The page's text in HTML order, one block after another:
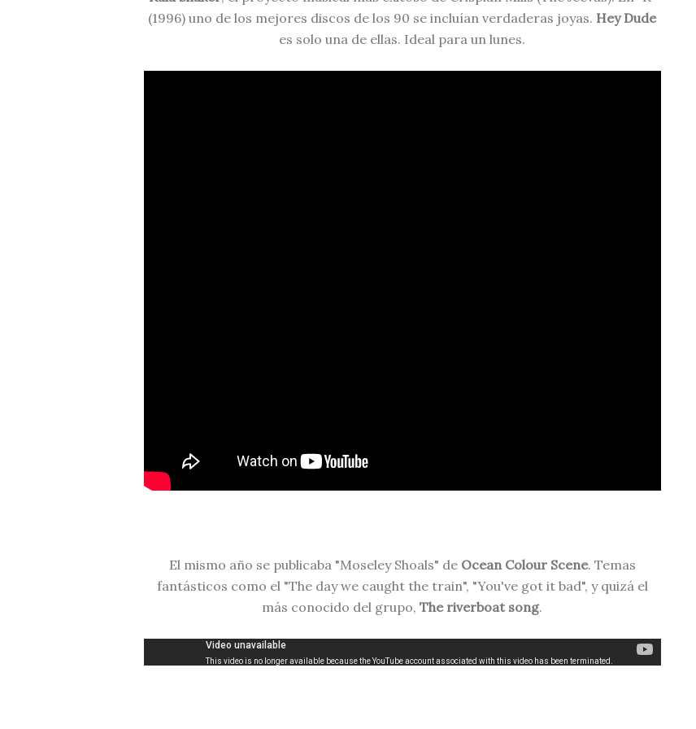
(1996) uno de los mejores discos de los 90 se incluían verdaderas joyas. Hey Dude
es solo una de ellas. Ideal para un lunes.
El mismo año se publicaba "Moseley Shoals" de Ocean Colour Scene. Temas
fantásticos como el "The day we caught the train", "You've got it bad", y quizá el
más conocido del grupo, The riverboat song.